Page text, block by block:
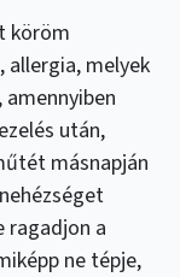
köröm
allergia, melyek
után,
másnapján
ragadjon a
ne tépje,